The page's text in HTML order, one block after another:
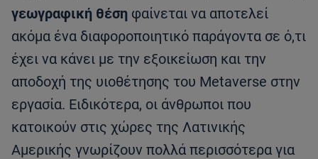
γεωγραφική θέση φαίνεται να αποτελεί
ακόμα ένα διαφοροποιητικό παράγοντα σε ό,τι
έχει να κάνει με την εξοικείωση και την
αποδοχή της υιοθέτησης του Metaverse στην
εργασία. Ειδικότερα, οι άνθρωποι που
κατοικούν στις χώρες της Λατινικής
Αμερικής γνωρίζουν πολλά περισσότερα για